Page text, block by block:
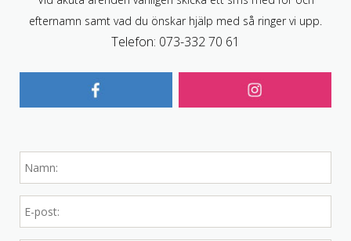
efternamn samt vad du önskar hjälp med så ringer vi upp.
Telefon: 073-332 70 61